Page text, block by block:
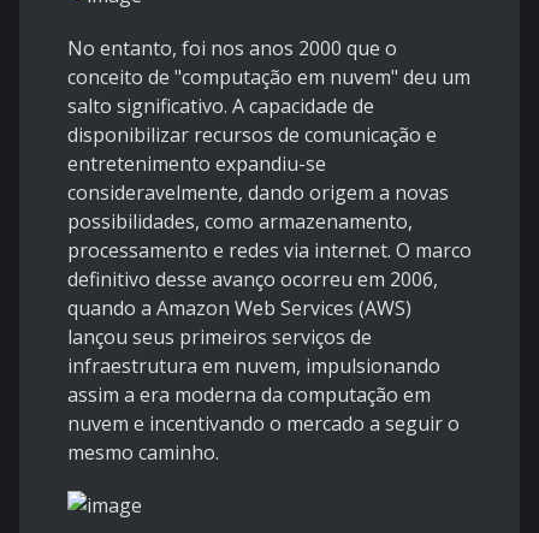
No entanto, foi nos anos 2000 que o
conceito de "computação em nuvem" deu um
salto significativo. A capacidade de
disponibilizar recursos de comunicação e
entretenimento expandiu-se
consideravelmente, dando origem a novas
possibilidades, como armazenamento,
processamento e redes via internet. O marco
definitivo desse avanço ocorreu em 2006,
quando a Amazon Web Services (AWS)
lançou seus primeiros serviços de
infraestrutura em nuvem, impulsionando
assim a era moderna da computação em
nuvem e incentivando o mercado a seguir o
mesmo caminho.